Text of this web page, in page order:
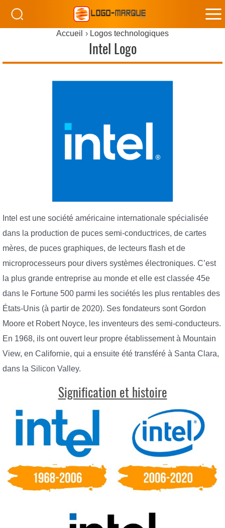
Accueil Logos technologiques
Intel Logo
Intel est une société américaine internationale spécialisée
dans la production de puces semi-conductrices, de cartes
mères, de puces graphiques, de lecteurs flash et de
microprocesseurs pour divers systèmes électroniques. C’est
la plus grande entreprise au monde et elle est classée 45e
dans le Fortune 500 parmi les sociétés les plus rentables des
États-Unis (à partir de 2020). Ses fondateurs sont Gordon
Moore et Robert Noyce, les inventeurs des semi-conducteurs.
En 1968, ils ont ouvert leur propre établissement à Mountain
View, en Californie, qui a ensuite été transféré à Santa Clara,
dans la Silicon Valley.
Signification et histoire